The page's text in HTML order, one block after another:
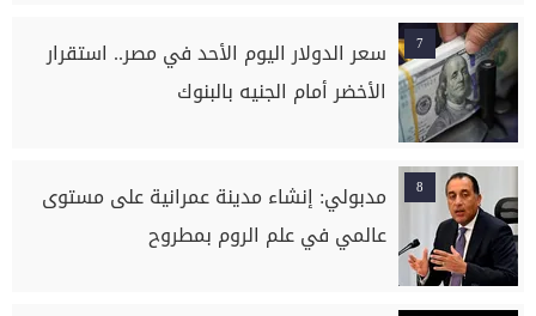
7
سعر الدولار اليوم الأحد في مصر.. استقرار
الأخضر أمام الجنيه بالبنوك
8
مدبولي: إنشاء مدينة عمرانية على مستوى
عالمي في علم الروم بمطروح